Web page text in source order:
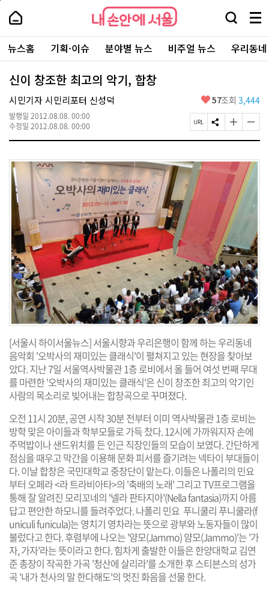
본
로
가
내
손
안
에
서
울
-
서
울
시
대
표
소
포
털
내
손
에
울
검
창
열
기
메
뉴
전
체
보
주
요
서
뉴스홈 기획·이슈 분야별 뉴스 비주얼 뉴스 우리동
신이 창조한 최고의 악기, 합창
시민기자 시민리포터 신성덕
발행일 2012.08.08. 00:00
수정일 2012.08.08. 00:00
좋
요
57조회 3,444
페
이
U
R
L
S
N
공
유
하
기
글
자
기
크
게
변
경
하
기
글
자
기
작
게
경
하
[서울시 하이서울뉴스] 서울시향과 우리은행이 함께 하는 우리동네
음악회 '오박사의 재미있는 클래식'이 펼쳐지고 있는 현장을 찾아보
았다. 지난 7일 서울역사박물관 1층 로비에서 올 들어 여섯 번째 무대
를 마련한 '오박사의 재미있는 클래식'은 신이 창조한 최고의 악기인
사람의 목소리로 빚어내는 합창곡으로 꾸며졌다.
오전 11시 20분, 공연 시작 30분 전부터 이미 역사박물관 1층 로비는
방학 맞은 아이들과 학부모들로 가득 찼다. 12시에 가까워지자 손에
주먹밥이나 샌드위치를 든 인근 직장인들의 모습이 보였다. 간단하게
점심을 때우고 막간을 이용해 문화 피서를 즐기려는 넥타이 부대들이
다. 이날 합창은 국민대학교 중창단이 맡는다. 이들은 나폴리의 민요
부터 오페라 <라 트라비아타>의 '축배의 노래' 그리고 TV프로그램을
통해 잘 알려진 모리꼬네의 '넬라 판타지아'(Nella fantasia)까지 아름
답고 편안한 하모니를 들려주었다. 나폴리 민요 푸니쿨리 푸니쿨라(f
uniculi funicula)는 영치기 영차라는 뜻으로 광부와 노동자들이 많이
불렀다고 한다. 후렴부에 나오는 '얌모(Jammo) 얌모(Jammo)'는 '가
자, 가자'라는 뜻이라고 한다. 힘차게 출발한 이들은 한양대학교 김연
준 총장이 작곡한 가곡 '청산에 살리라'를 소개한 후 스티븐스의 성가
곡 '내가 천사의 말 한다해도'의 멋진 화음을 선물 한다.
페
상
단
로